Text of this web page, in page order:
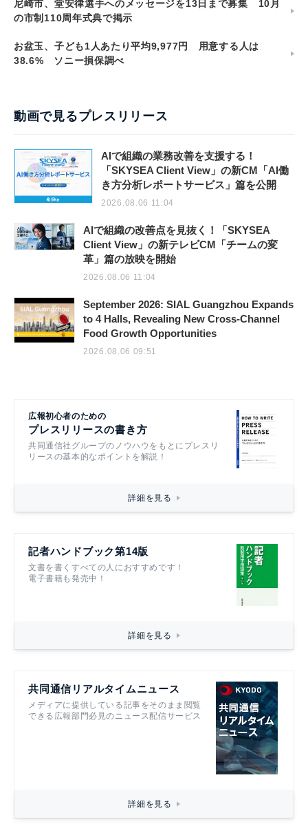
尼崎市、堂安律選手へのメッセージを13日まで募集 10月
の市制110周年式典で掲示
お盆玉、子ども1人あたり平均9,977円 用意する人は
38.6% ソニー損保調べ
動画で見るプレスリリース
AIで組織の業務改善を支援する！
「SKYSEA Client View」の新CM「AI働
き方分析レポートサービス」篇を公開
2026.08.06 11:04
AIで組織の改善点を見抜く！「SKYSEA
Client View」の新テレビCM「チームの変
革」篇の放映を開始
2026.08.06 11:04
September 2026: SIAL Guangzhou Expands
to 4 Halls, Revealing New Cross-Channel
Food Growth Opportunities
2026.08.06 09:51
広報初心者のための
プレスリリースの書き方
共同通信社グループのノウハウをもとにプレスリ
リースの基本的なポイントを解説！
詳細を見る
記者ハンドブック第14版
文書を書くすべての人におすすめです！
電子書籍も発売中！
詳細を見る
共同通信リアルタイムニュース
メディアに提供している記事をそのまま閲覧
できる広報部門必見のニュース配信サービス
詳細を見る